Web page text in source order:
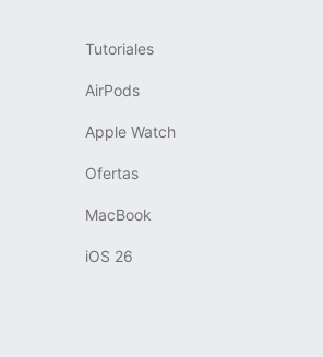
Tutoriales
AirPods
Apple Watch
Ofertas
MacBook
iOS 26